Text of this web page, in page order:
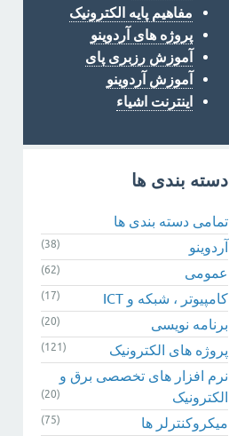
مفاهیم پایه الکترونیک
پروژه های آردوینو
آموزش رزبری پای
آموزش آردوینو
اینترنت اشیاء
دسته بندی ها
تمامی دسته بندی ها
آردوینو
(38)
عمومی (62)
کامپیوتر ، شبکه و ICT (17)
برنامه نویسی (20)
پروژه های الکترونیک (121)
نرم افزار های تخصصی برق و
الکترونیک
(20)
میکروکنترلر ها (75)